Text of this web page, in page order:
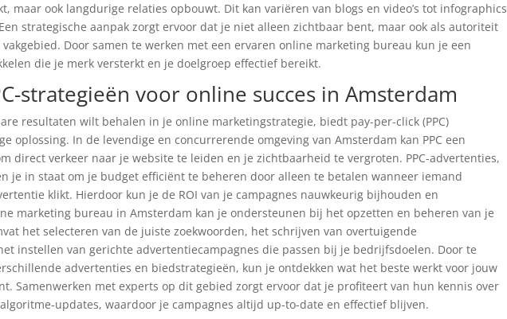
maar ook langdurige relaties opbouwt. Dit kan variëren van blogs en video’s tot infographics
strategische aanpak zorgt ervoor dat je niet alleen zichtbaar bent, maar ook als autoriteit
Door samen te werken met een ervaren online marketing bureau kun je een
die je merk versterkt en je doelgroep effectief bereikt.
strategieën voor online succes in Amsterdam
resultaten wilt behalen in je online marketingstrategie, biedt pay-per-click (PPC)
oplossing. In de levendige en concurrerende omgeving van Amsterdam kan PPC een
direct verkeer naar je website te leiden en je zichtbaarheid te vergroten. PPC-advertenties,
je in staat om je budget efficiënt te beheren door alleen te betalen wanneer iemand
klikt. Hierdoor kun je de ROI van je campagnes nauwkeurig bijhouden en
marketing bureau in Amsterdam kan je ondersteunen bij het opzetten en beheren van je
het selecteren van de juiste zoekwoorden, het schrijven van overtuigende
instellen van gerichte advertentiecampagnes die passen bij je bedrijfsdoelen. Door te
advertenties en biedstrategieën, kun je ontdekken wat het beste werkt voor jouw
Samenwerken met experts op dit gebied zorgt ervoor dat je profiteert van hun kennis over
updates, waardoor je campagnes altijd up-to-date en effectief blijven.